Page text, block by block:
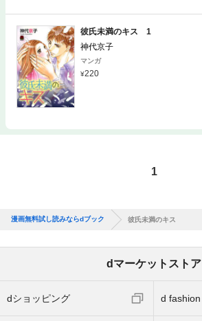
彼氏未満のキス 1
神代京子
マンガ
220
1
漫画無料試し読みならdブック 彼氏未満のキス
dマーケットストア
dショッピング d fashion